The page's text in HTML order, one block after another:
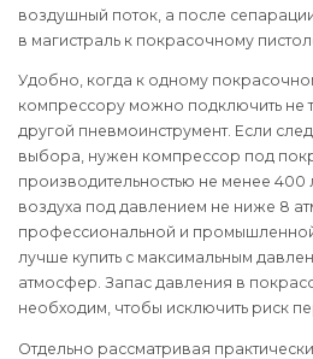
воздушный поток, а после
в магистраль к покрасочному
Удобно, когда к одному
компрессору можно подключить не
другой пневмоинструмент. Если
выбора, нужен компрессор под
производительностью не менее 400
воздуха под давлением не ниже 8
профессиональной и
лучше купить с максимальным
атмосфер. Запас давления в
необходим, чтобы исключить риск
Отдельно рассматривая